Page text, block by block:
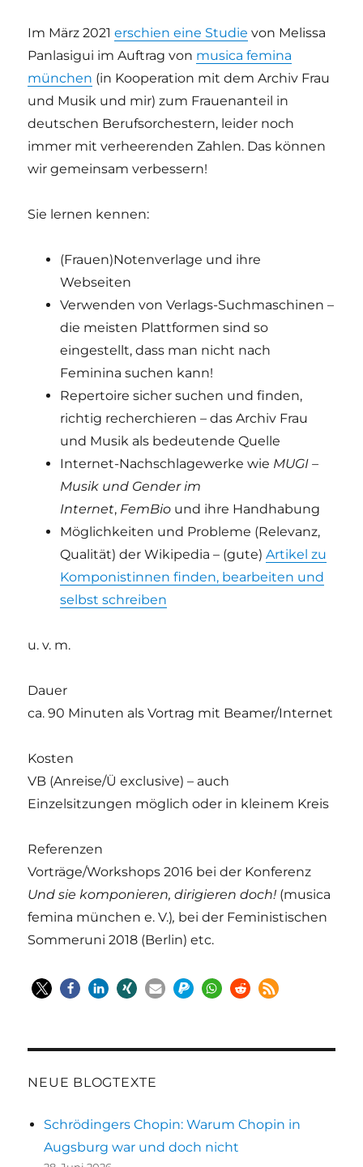
Im März 2021erschien eine Studie von Melissa
Panlasigui im Auftrag von musica femina
münchen (in Kooperation mit dem Archiv Frau
und Musik und mir) zum Frauenanteil in
deutschen Berufsorchestern, leider noch
immer mit verheerenden Zahlen. Das können
wir gemeinsam verbessern!
Sie lernen kennen:
(Frauen)Notenverlage und ihre
Webseiten
Verwenden von Verlags-Suchmaschinen –
die meisten Plattformen sind so
eingestellt, dass man nicht nach
Feminina suchen kann!
Repertoire sicher suchen und finden,
richtig recherchieren – das Archiv Frau
und Musik als bedeutende Quelle
Internet-Nachschlagewerke wie MUGI –
Musik und Gender im
Internet, FemBio und ihre Handhabung
Möglichkeiten und Probleme (Relevanz,
Qualität) der Wikipedia – (gute)Artikel zu
Komponistinnen finden, bearbeiten und
selbst schreiben
u. v. m.
Dauer
ca. 90 Minuten als Vortrag mit Beamer/Internet
Kosten
VB (Anreise/Ü exclusive) – auch
Einzelsitzungen möglich oder in kleinem Kreis
Referenzen
Vorträge/Workshops 2016 bei der Konferenz
Und sie komponieren, dirigieren doch! (musica
femina münchen e. V.), bei der Feministischen
Sommeruni 2018 (Berlin) etc.
NEUE BLOGTEXTE
Schrödingers Chopin: Warum Chopin in
Augsburg war und doch nicht